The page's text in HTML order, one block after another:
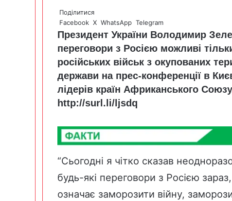
Поділитися
Facebook X WhatsApp Telegram
Президент України Володимир
переговори з Росією можливі
російських військ з окупованих
держави на прес-конференції в
лідерів країн Африканського
http://surl.li/ljsdq
“Сьогодні я чітко сказав
будь-які переговори з Росією
означає заморозити війну,